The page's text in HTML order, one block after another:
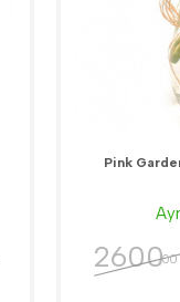
Pink
2600,00